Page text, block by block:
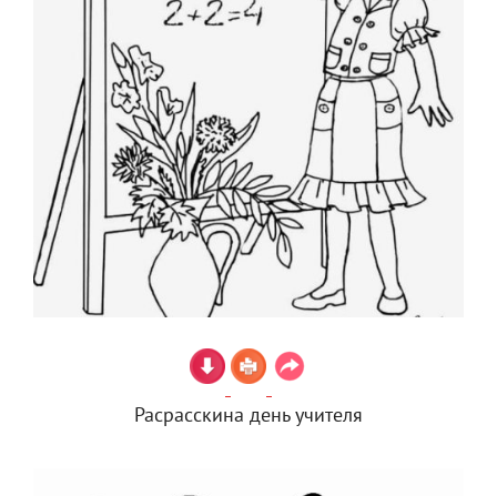
Расрасскина день учителя